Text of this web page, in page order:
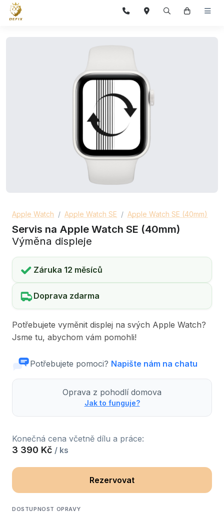
Apple Watch Apple Watch SE Apple Watch SE (40mm)
Servis na Apple Watch SE (40mm)
Výměna displeje
Záruka 12 měsíců
Doprava zdarma
Potřebujete vyměnit displej na svých Apple Watch?
Jsme tu, abychom vám pomohli!
Potřebujete pomoci? Napište nám na chatu
Oprava z pohodlí domova
Jak to funguje?
Konečná cena včetně dílu a práce:
3 390 Kč / ks
Rezervovat
DOSTUPNOST OPRAVY